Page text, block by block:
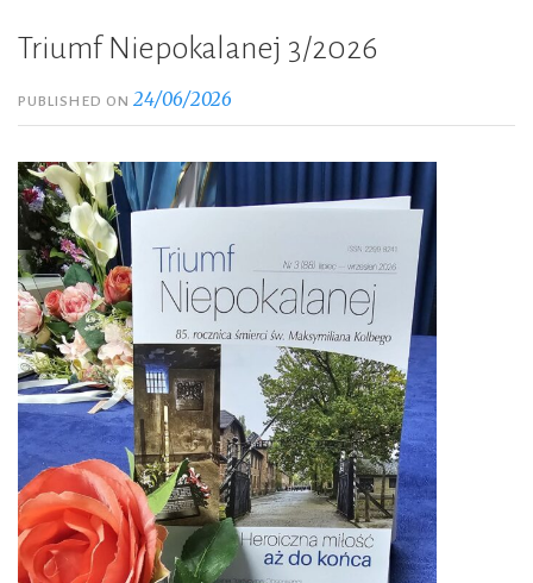
Triumf Niepokalanej 3/2026
PUBLISHED ON24/06/2026